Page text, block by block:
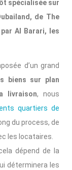
spécialisée sur
de The
Al Barari, les
d’un grand
biens sur plan
livraison, nous
quartiers de
du process, de
les locataires.
dépend de la
déterminera les